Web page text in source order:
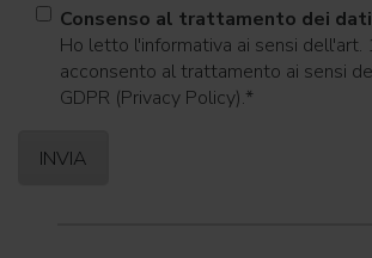
Consenso al trattamento dei
Ho letto l'informativa ai sensi dell'art.
acconsento al trattamento ai sensi
GDPR (Privacy Policy).*